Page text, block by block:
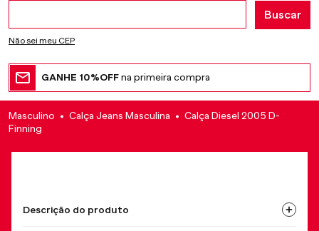
Não sei meu CEP
GANHE 10%OFFna primeira compra
Masculino Calça Jeans Masculina
Calça Diesel 2005 D-
Finning
Descrição do produto